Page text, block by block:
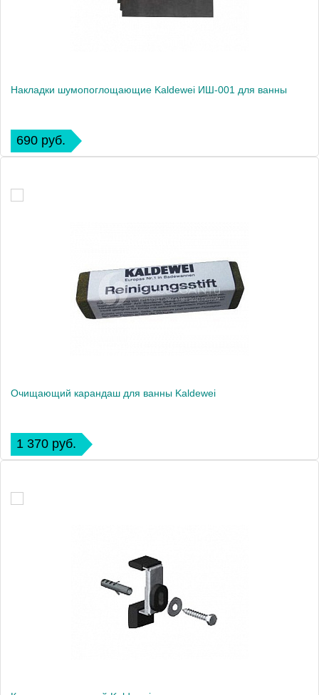
Накладки шумопоглощающие Kaldewei ИШ-001 для ванны
690 руб.
Очищающий карандаш для ванны Kaldewei
1 370 руб.